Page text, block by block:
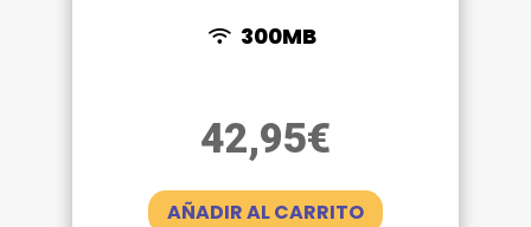
300MB
42,95€
AÑADIR AL CARRITO